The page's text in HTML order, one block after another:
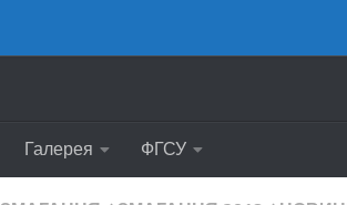
Галерея ФГСУ